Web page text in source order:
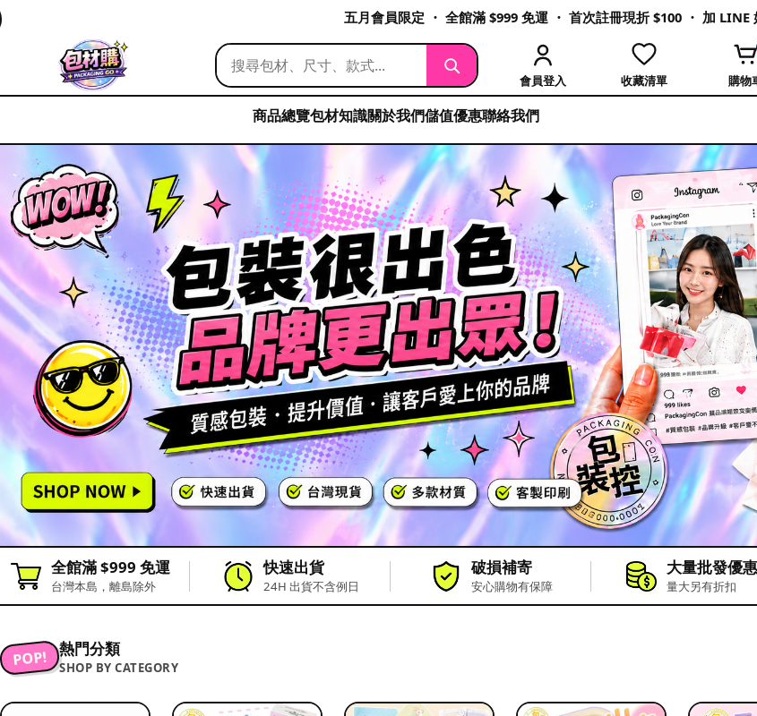
五月會員限定 ・ 全館滿 $999 免運 ・ 首次註冊現折 $100 ・ 加 LINE
會員登入 收藏清單 購物
商品總覽包材知識關於我們儲值優惠聯絡我們
全館滿 $999 免運
台灣本島，離島除外
快速出貨
24H 出貨不含例日
破損補寄
安心購物有保障
大量批發優惠
量大另有折扣
POP! 熱門分類
SHOP BY CATEGORY